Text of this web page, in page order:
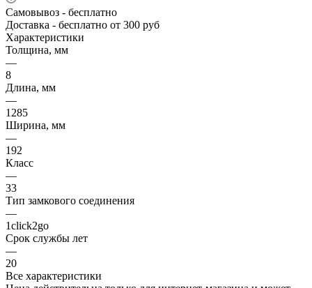
Самовывоз - бесплатно
Доставка - бесплатно от 300 руб
Характеристики
Толщина, мм
—
8
Длина, мм
—
1285
Ширина, мм
—
192
Класс
—
33
Тип замкового соединения
—
1click2go
Срок службы лет
—
20
Все характеристики